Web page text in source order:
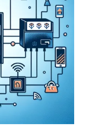
en
para
Desafíos y
Vending